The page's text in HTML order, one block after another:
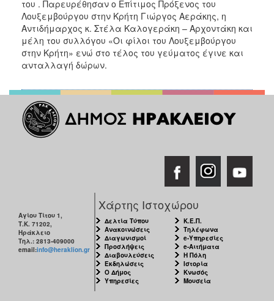
του . Παρευρέθησαν ο Επίτιμος Πρόξενος του
Λουξεμβούργου στην Κρήτη Γιώργος Αεράκης, η
Αντιδήμαρχος κ. Στέλα Καλογεράκη – Αρχοντάκη και
μέλη του συλλόγου «Οι φίλοι του Λουξεμβούργου
στην Κρήτη» ενώ στο τέλος του γεύματος έγινε και
ανταλλαγή δώρων.
Αγίου Τίτου 1,
Τ.Κ. 71202,
Ηράκλειο
Τηλ.: 2813-409000
email:info@heraklion.gr
Χάρτης Ιστοχώρου
Δελτία Τύπου
Ανακοινώσεις
Διαγωνισμοί
Προσλήψεις
Διαβουλεύσεις
Εκδηλώσεις
Ο Δήμος
Υπηρεσίες
Κ.Ε.Π.
Τηλέφωνα
e-Υπηρεσίες
e-Αιτήματα
Η Πόλη
Ιστορία
Κνωσός
Μουσεία